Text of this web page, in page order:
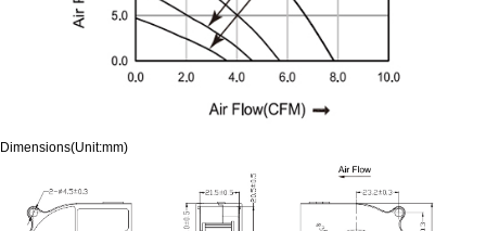
Dimensions(Unit:mm)